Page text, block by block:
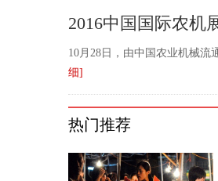
2016中国国际农机
10月28日，由中国农业机械流
细]
热门推荐